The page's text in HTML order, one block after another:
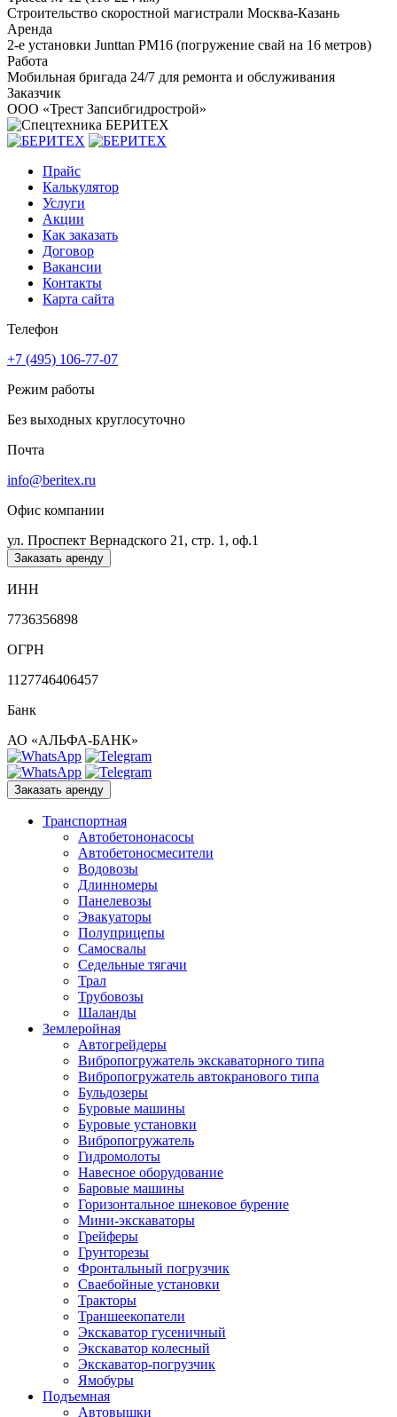
Строительство скоростной магистрали Москва-Казань
Аренда
2-е установки Junttan PM16 (погружение свай на 16 метров)
Работа
Мобильная бригада 24/7 для ремонта и обслуживания
Заказчик
ООО «Трест Запсибгидрострой»
Прайс
Калькулятор
Услуги
Акции
Как заказать
Договор
Вакансии
Контакты
Карта сайта
Телефон
+7 (495) 106-77-07
Режим работы
Без выходных круглосуточно
Почта
info@beritex.ru
Офис компании
ул. Проспект Вернадского 21, стр. 1, оф.1
Заказать аренду
ИНН
7736356898
ОГРН
1127746406457
Банк
АО «АЛЬФА-БАНК»
Заказать аренду
Транспортная
Автобетононасосы
Автобетоносмесители
Водовозы
Длинномеры
Панелевозы
Эвакуаторы
Полуприцепы
Самосвалы
Седельные тягачи
Трал
Трубовозы
Шаланды
Землеройная
Автогрейдеры
Вибропогружатель экскаваторного типа
Вибропогружатель автокранового типа
Бульдозеры
Буровые машины
Буровые установки
Вибропогружатель
Гидромолоты
Навесное оборудование
Баровые машины
Горизонтальное шнековое бурение
Мини-экскаваторы
Грейферы
Грунторезы
Фронтальный погрузчик
Сваебойные установки
Тракторы
Траншеекопатели
Экскаватор гусеничный
Экскаватор колесный
Экскаватор-погрузчик
Ямобуры
Подъемная
Автовышки